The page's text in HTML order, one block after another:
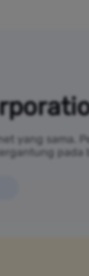
yang sama.
pada